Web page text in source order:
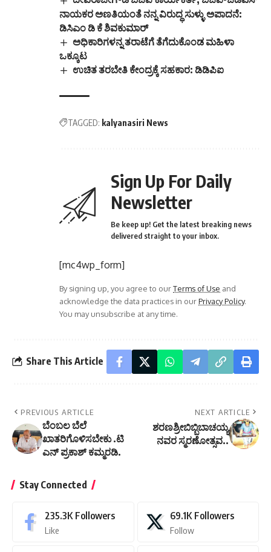
ನಾಯಕರ ಅಣತಿಯಂತೆ ನನ್ನ ವಿರುದ್ಧ ಸುಳ್ಳು ಅಪಾದನೆ:
ಡಿಸಿಎಂ ಡಿ ಕೆ ಶಿವಕುಮಾರ್
ಅಧಿಕಾರಿಗಳನ್ನ ತರಾಟೆಗೆ ತೆಗೆದುಕೊಂಡ ಮಹಿಳಾ
ಒಕ್ಕೂಟ
ಉಚಿತ ತರಬೇತಿ ಕೇಂದ್ರಕ್ಕೆ ಸಹಕಾರ: ಡಿಡಿಪಿಐ
TAGGED: kalyanasiri News
Sign Up For Daily
Newsletter
Be keep up! Get the latest breaking news
delivered straight to your inbox.
[mc4wp_form]
By signing up, you agree to ourTerms of Use and
acknowledge the data practices in ourPrivacy Policy.
You may unsubscribe at any time.
Share This Article
PREVIOUS ARTICLE
ಬೆಂಬಲ ಬೆಲೆ
ಖಾತರಿಗೊಳಿಸಬೇಕು .ಟಿ
ಎನ್ ಪ್ರಕಾಶ್ ಕಮ್ಮರಡಿ.
NEXT ARTICLE
ಶರಣಶ್ರೀಬಿಬ್ಬಿಬಾಚಯ್ಯ
ನವರ ಸ್ಮರಣೋತ್ಸವ..
Stay Connected
235.3K Followers
Like
69.1K Followers
Follow